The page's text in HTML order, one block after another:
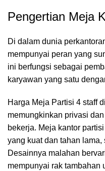
Pengertian Meja
Di dalam dunia
mempunyai peran yang
ini berfungsi sebagai
karyawan yang satu
Harga Meja Partisi 4 staff
memungkinkan privasi
bekerja. Meja kantor
yang kuat dan tahan
Desainnya malahan
mempunyai rak tambahan